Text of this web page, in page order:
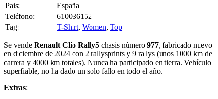
Pais:
España
Teléfono:
610036152
Tag:
T-Shirt, Women, Top
Se vende Renault Clio Rally5 chasis número 977, fabricado nuevo
en diciembre de 2024 con 2 rallysprints y 9 rallys (unos 1000 km de
carrera y 4000 km totales). Nunca ha participado en tierra. Vehículo
superfiable, no ha dado un solo fallo en todo el año.
Extras: